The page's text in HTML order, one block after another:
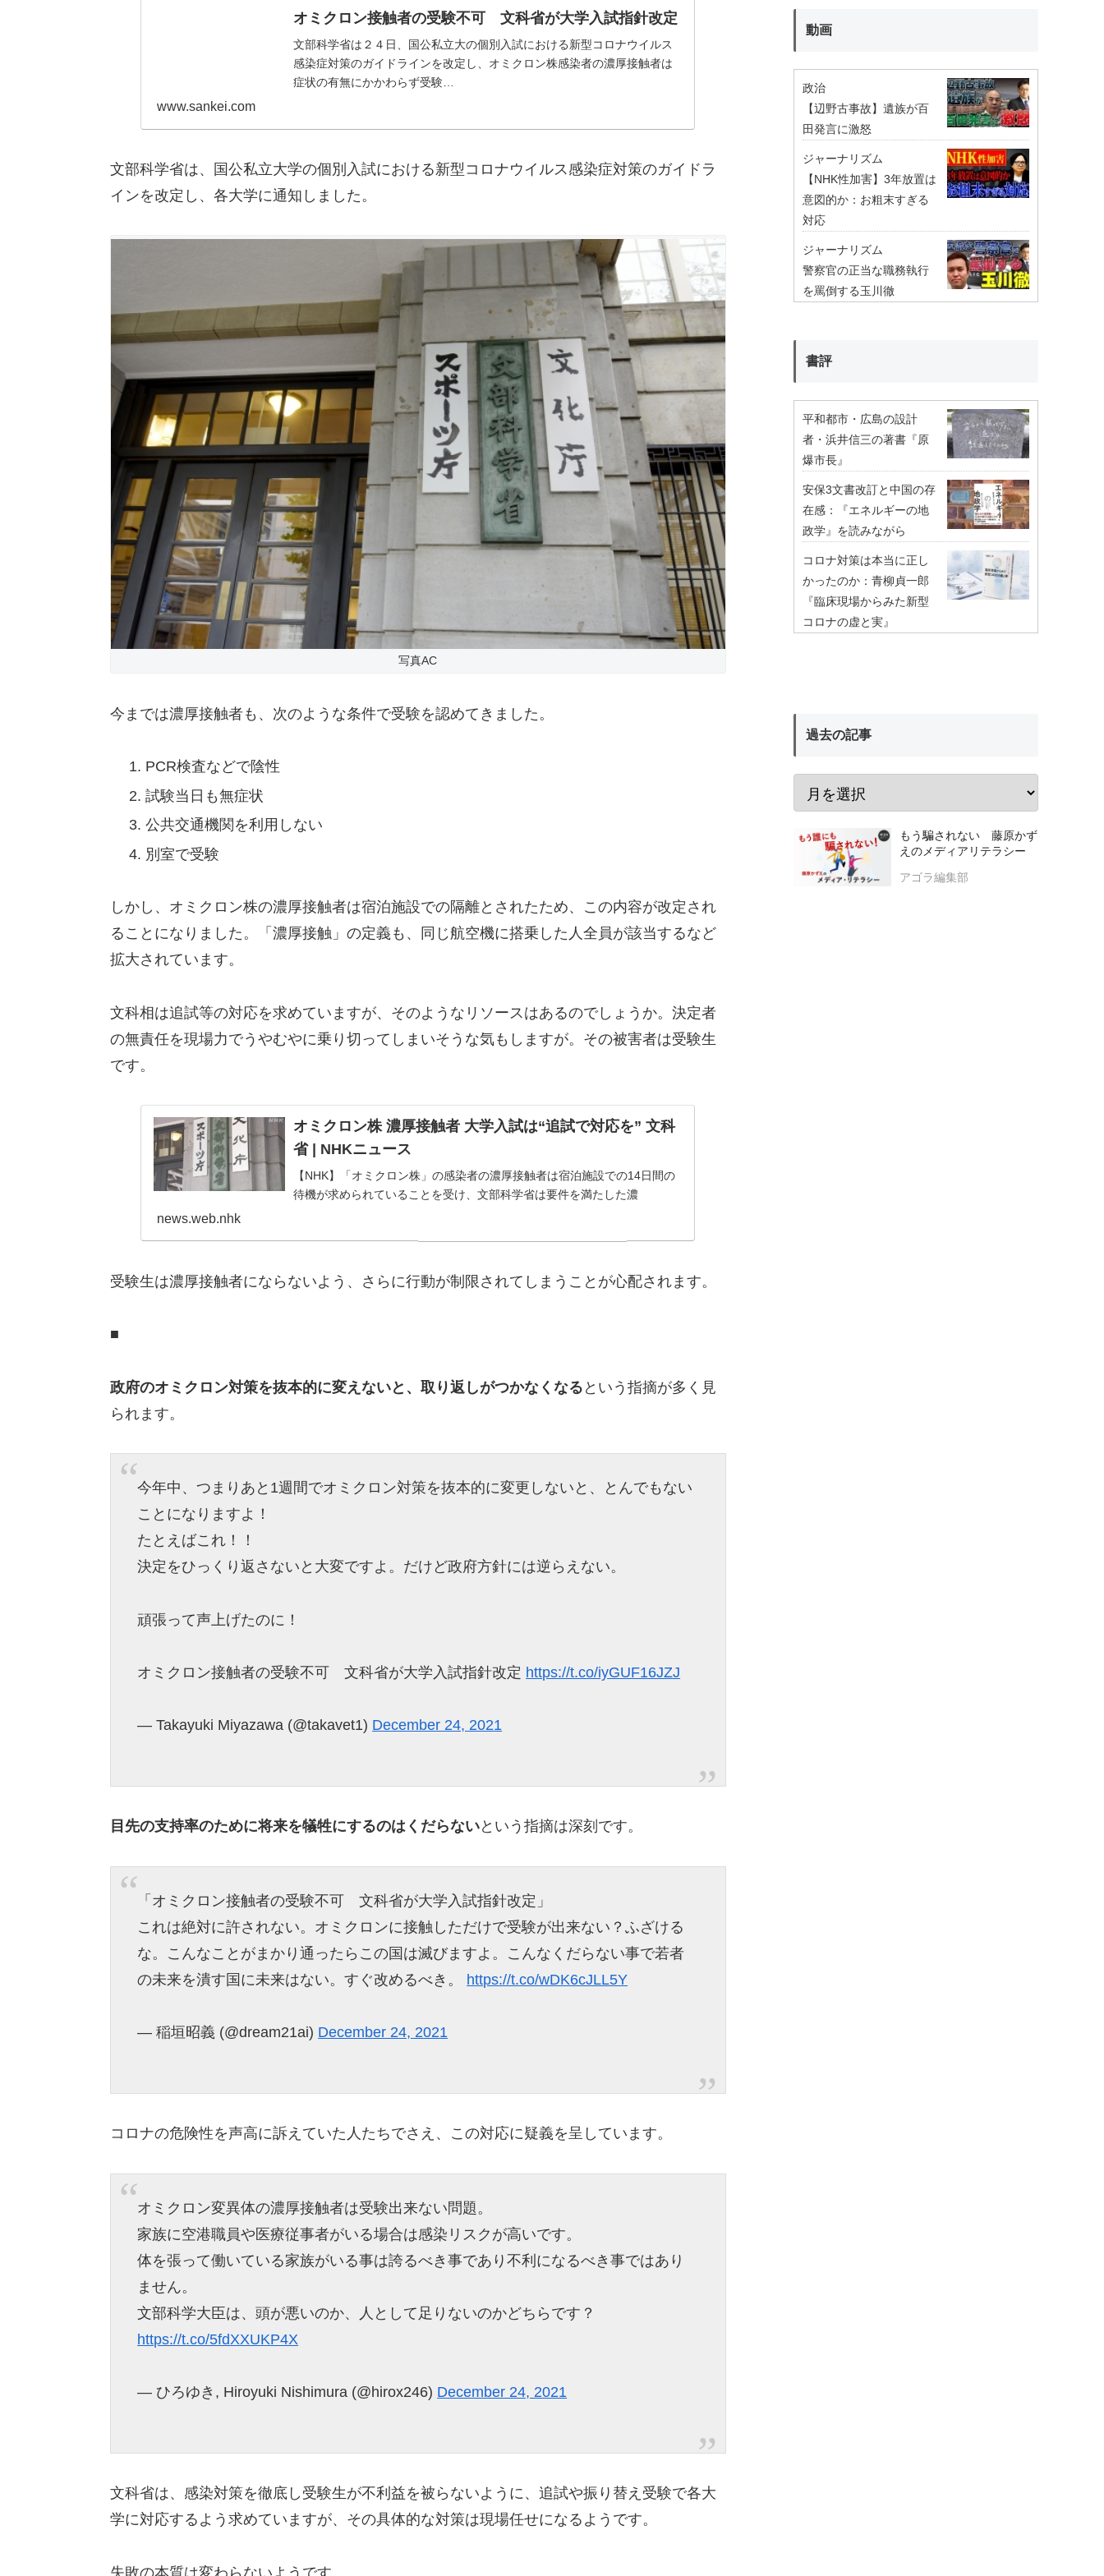
オミクロン接触者の受験不可 文科省が大学入試指針改定
文部科学省は２４日、国公私立大の個別入試における新型コロナウイルス
感染症対策のガイドラインを改定し、オミクロン株感染者の濃厚接触者は
症状の有無にかかわらず受験…
www.sankei.com
文部科学省は、国公私立大学の個別入試における新型コロナウイルス感染症対策のガイドラ
インを改定し、各大学に通知しました。
写真AC
今までは濃厚接触者も、次のような条件で受験を認めてきました。
PCR検査などで陰性
試験当日も無症状
公共交通機関を利用しない
別室で受験
しかし、オミクロン株の濃厚接触者は宿泊施設での隔離とされたため、この内容が改定され
ることになりました。「濃厚接触」の定義も、同じ航空機に搭乗した人全員が該当するなど
拡大されています。
文科相は追試等の対応を求めていますが、そのようなリソースはあるのでしょうか。決定者
の無責任を現場力でうやむやに乗り切ってしまいそうな気もしますが。その被害者は受験生
です。
オミクロン株 濃厚接触者 大学入試は“追試で対応を” 文科
省 | NHKニュース
【NHK】「オミクロン株」の感染者の濃厚接触者は宿泊施設での14日間の
待機が求められていることを受け、文部科学省は要件を満たした濃
news.web.nhk
受験生は濃厚接触者にならないよう、さらに行動が制限されてしまうことが心配されます。
■
政府のオミクロン対策を抜本的に変えないと、取り返しがつかなくなる という指摘が多く見
られます。
今年中、つまりあと1週間でオミクロン対策を抜本的に変更しないと、とんでもない
ことになりますよ！
たとえばこれ！！
決定をひっくり返さないと大変ですよ。だけど政府方針には逆らえない。
頑張って声上げたのに！
オミクロン接触者の受験不可 文科省が大学入試指針改定 https://t.co/iyGUF16JZJ
— Takayuki Miyazawa (@takavet1) December 24, 2021
目先の支持率のために将来を犠牲にするのはくだらないという指摘は深刻です。
「オミクロン接触者の受験不可 文科省が大学入試指針改定」
これは絶対に許されない。オミクロンに接触しただけで受験が出来ない？ふざける
な。こんなことがまかり通ったらこの国は滅びますよ。こんなくだらない事で若者
の未来を潰す国に未来はない。すぐ改めるべき。 https://t.co/wDK6cJLL5Y
— 稲垣昭義 (@dream21ai) December 24, 2021
コロナの危険性を声高に訴えていた人たちでさえ、この対応に疑義を呈しています。
オミクロン変異体の濃厚接触者は受験出来ない問題。
家族に空港職員や医療従事者がいる場合は感染リスクが高いです。
体を張って働いている家族がいる事は誇るべき事であり不利になるべき事ではあり
ません。
文部科学大臣は、頭が悪いのか、人として足りないのかどちらです？
https://t.co/5fdXXUKP4X
— ひろゆき, Hiroyuki Nishimura (@hirox246) December 24, 2021
文科省は、感染対策を徹底し受験生が不利益を被らないように、追試や振り替え受験で各大
学に対応するよう求めていますが、その具体的な対策は現場任せになるようです。
失敗の本質は変わらないようです。
動画
政治
【辺野古事故】遺族が百
田発言に激怒
ジャーナリズム
【NHK性加害】3年放置は
意図的か：お粗末すぎる
対応
ジャーナリズム
警察官の正当な職務執行
を罵倒する玉川徹
書評
平和都市・広島の設計
者・浜井信三の著書『原
爆市長』
安保3文書改訂と中国の存
在感：『エネルギーの地
政学』を読みながら
コロナ対策は本当に正し
かったのか：青柳貞一郎
『臨床現場からみた新型
コロナの虚と実』
過去の記事
もう騙されない 藤原かず
えのメディアリテラシー
アゴラ編集部